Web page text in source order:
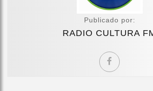
Publicado por:
RADIO CULTURA